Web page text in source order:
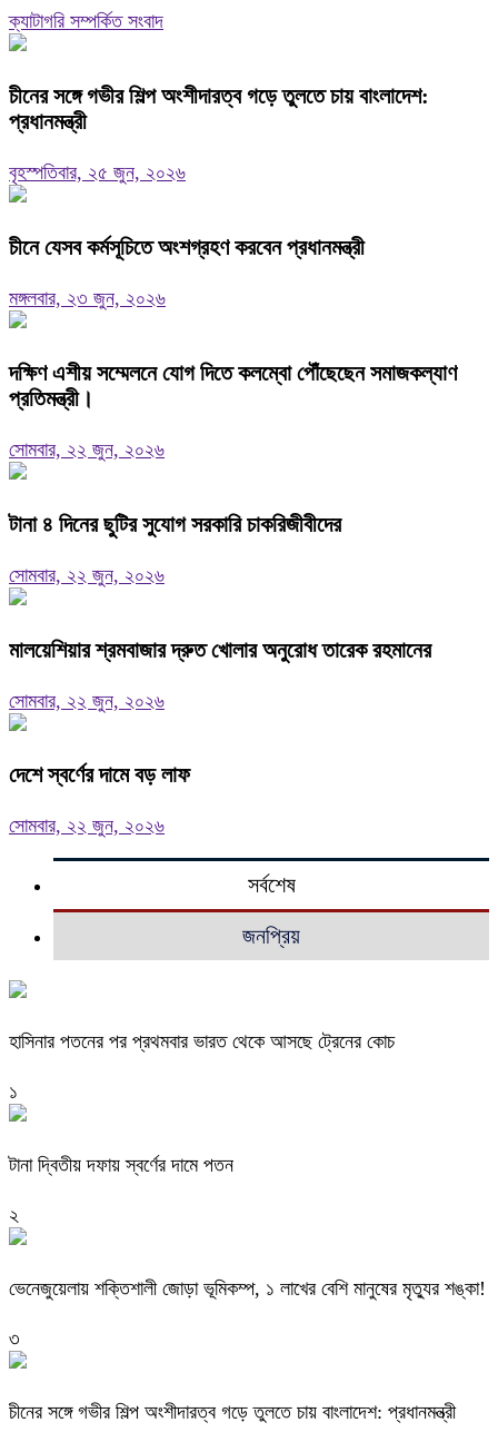
ক্যাটাগরি সম্পর্কিত সংবাদ
চীনের সঙ্গে গভীর শিল্প অংশীদারত্ব গড়ে তুলতে চায় বাংলাদেশ:
প্রধানমন্ত্রী
বৃহস্পতিবার, ২৫ জুন, ২০২৬
চীনে যেসব কর্মসূচিতে অংশগ্রহণ করবেন প্রধানমন্ত্রী
মঙ্গলবার, ২৩ জুন, ২০২৬
দক্ষিণ এশীয় সম্মেলনে যোগ দিতে কলম্বো পৌঁছেছেন সমাজকল্যাণ
প্রতিমন্ত্রী।
সোমবার, ২২ জুন, ২০২৬
টানা ৪ দিনের ছুটির সুযোগ সরকারি চাকরিজীবীদের
সোমবার, ২২ জুন, ২০২৬
মালয়েশিয়ার শ্রমবাজার দ্রুত খোলার অনুরোধ তারেক রহমানের
সোমবার, ২২ জুন, ২০২৬
দেশে স্বর্ণের দামে বড় লাফ
সোমবার, ২২ জুন, ২০২৬
সর্বশেষ
জনপ্রিয়
হাসিনার পতনের পর প্রথমবার ভারত থেকে আসছে ট্রেনের কোচ
১
টানা দ্বিতীয় দফায় স্বর্ণের দামে পতন
২
ভেনেজুয়েলায় শক্তিশালী জোড়া ভূমিকম্প, ১ লাখের বেশি মানুষের মৃত্যুর শঙ্কা!
৩
চীনের সঙ্গে গভীর শিল্প অংশীদারত্ব গড়ে তুলতে চায় বাংলাদেশ: প্রধানমন্ত্রী